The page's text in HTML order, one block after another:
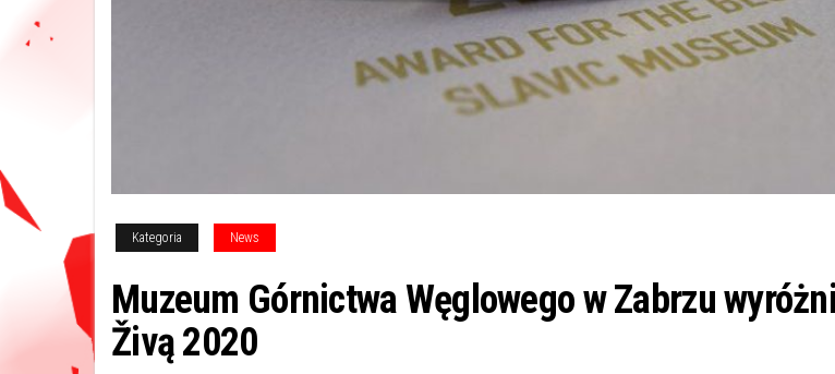
Kategoria News
Muzeum Górnictwa Węglowego w Zabrzu
Živą 2020